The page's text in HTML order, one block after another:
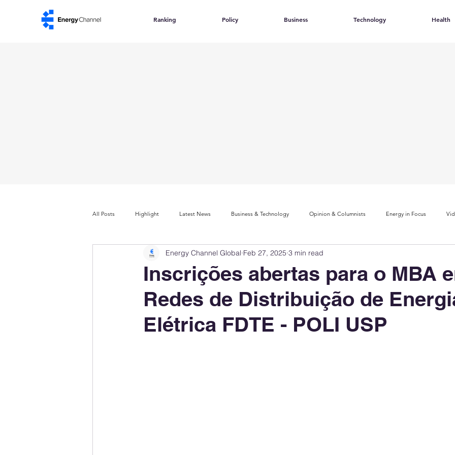
Ranking Policy Business Technology Health
All Posts Highlight Latest News Business & Technology Opinion & Columnists Energy in Focus
Company Rankings Market Leaders Innovation Index Sustainability & ESG Index
Energy Storage Ranking United States Policy Public Policy Energy Policy Brand Perception
Inscrições abertas para o MBA
Redes de Distribuição de
Elétrica FDTE - POLI USP
Energy Channel Global Feb 27, 2025 3 min read